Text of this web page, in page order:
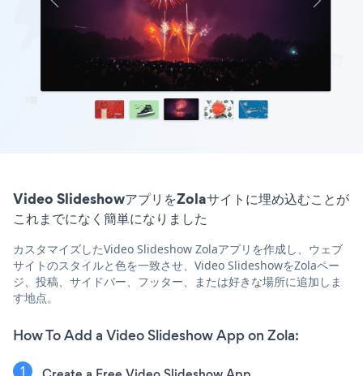
Video SlideshowアプリをZolaサイトに埋め込むことが
これまでになく簡単になりました
カスタマイズしたVideo Slideshow Zolaアプリを作成し、ウェブ
サイトのスタイルと色を一致させ、Video SlideshowをZolaペー
ジ、投稿、サイドバー、フッター、または好きな場所に追加しま
す地点。
How To Add a Video Slideshow App on Zola: